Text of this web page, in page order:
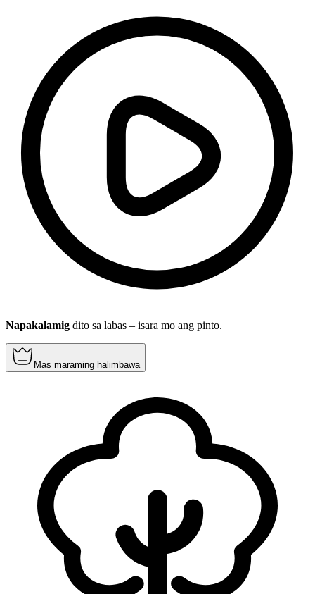
Napakalamig dito sa labas – isara mo ang pinto.
Mas maraming halimbawa